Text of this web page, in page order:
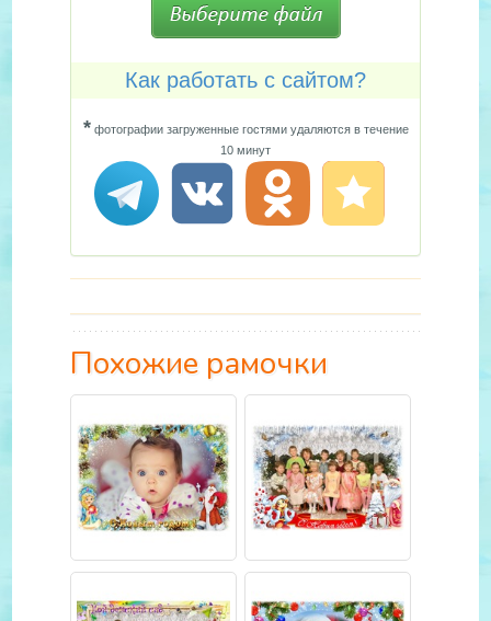
Как работать с сайтом?
*фотографии загруженные гостями удаляются в течение
10 минут
Похожие рамочки